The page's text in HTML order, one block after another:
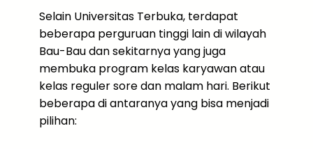
Selain Universitas Terbuka, terdapat
beberapa perguruan tinggi lain di wilayah
Bau-Bau dan sekitarnya yang juga
membuka program kelas karyawan atau
kelas reguler sore dan malam hari. Berikut
beberapa di antaranya yang bisa menjadi
pilihan: